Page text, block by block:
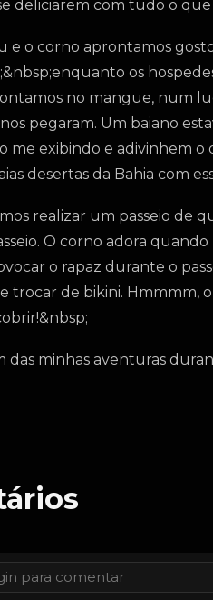
deliciarem com tudo o
e o corno aprontamos
os
no mangue, num
pegaram. Um baiano
me exibindo e adivinhem
desertas da Bahia com
realizar um passeio de
O corno adora
o rapaz durante o
trocar de bikini. Hmmmm,
das minhas aventuras
para comentar